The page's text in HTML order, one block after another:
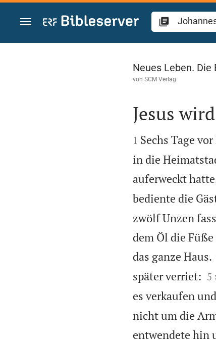
Zum Inhalt springen
Johannes 12
Neues Leben. Die
von SCM Verlag

Jesus

1 Sechs Tage
in die
auferweckt
bediente die
zwölf Unzen
dem Öl die
das ganze Haus.
später verriet:
5
es verkaufen
nicht um die
entwendete hin